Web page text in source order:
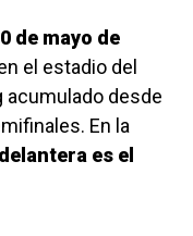
de mayo de
el estadio del
acumulado desde
En la
es el